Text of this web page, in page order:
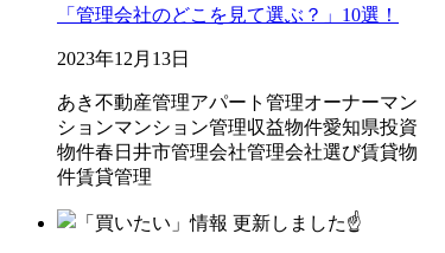
「管理会社のどこを見て選ぶ？」10選！
2023年12月13日
あき不動産管理アパート管理オーナーマン
ションマンション管理収益物件愛知県投資
物件春日井市管理会社管理会社選び賃貸物
件賃貸管理